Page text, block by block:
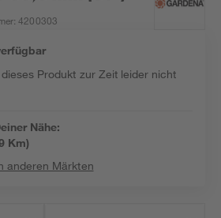
:4200303
Produkt zur Zeit leider nicht
Nähe:
Km)
anderen Märkten